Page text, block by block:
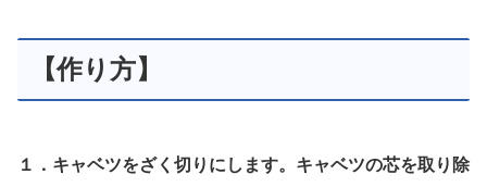
【作り方】
１．キャベツをざく切りにします。キャベツの芯を取り除